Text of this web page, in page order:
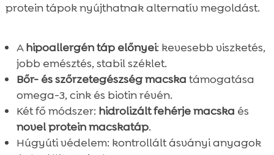
protein tápok nyújthatnak alternatív megoldást.
Ahipoallergén táp előnyei: kevesebb viszketés,
jobb emésztés, stabil széklet.
Bőr- és szőrzetegészség macska támogatása
omega-3, cink és biotin révén.
Két fő módszer: hidrolizált fehérje macska és
novel protein macskatáp.
Húgyúti védelem: kontrollált ásványi anyagok